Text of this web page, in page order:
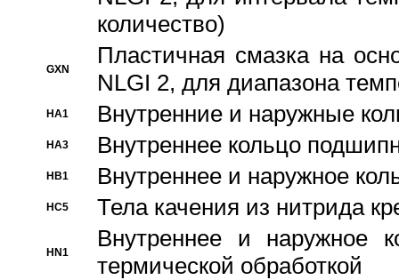
количество)
GXN
Пластичная смазка на
NLGI 2, для диапазона
HA1 Внутренние и наружные
HA3 Bнутреннее кольцо
HB1 Bнутреннее и наружное
HC5 Тела качения из нитрида
HN1
Bнутреннее и наружное
термической обработкой